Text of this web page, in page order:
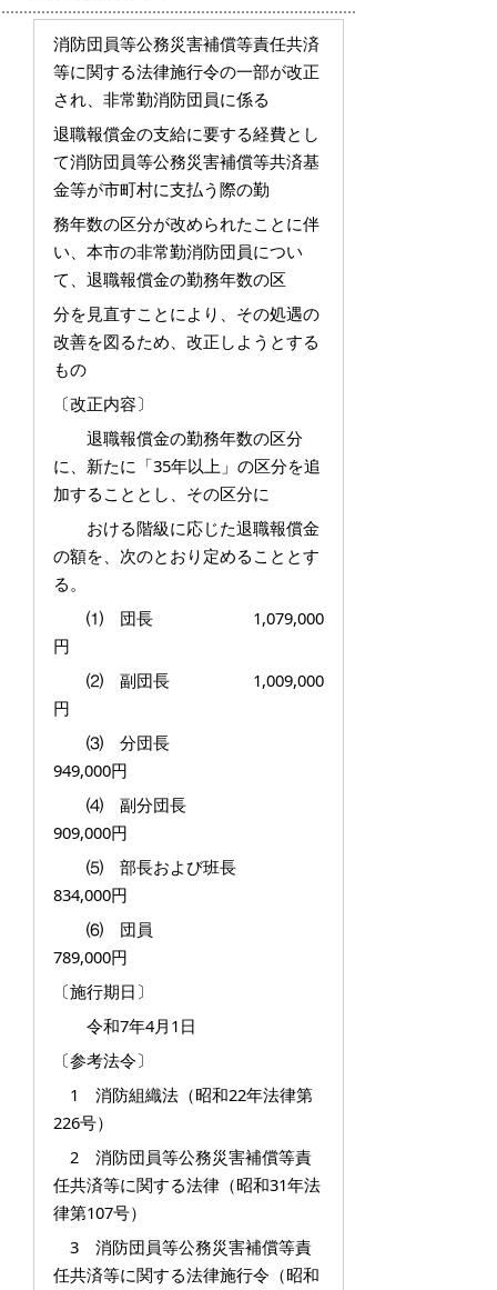
消防団員等公務災害補償等責任共済
等に関する法律施行令の一部が改正
され、非常勤消防団員に係る
退職報償金の支給に要する経費とし
て消防団員等公務災害補償等共済基
金等が市町村に支払う際の勤
務年数の区分が改められたことに伴
い、本市の非常勤消防団員につい
て、退職報償金の勤務年数の区
分を見直すことにより、その処遇の
改善を図るため、改正しようとする
もの
〔改正内容〕
退職報償金の勤務年数の区分
に、新たに「35年以上」の区分を追
加することとし、その区分に
おける階級に応じた退職報償金
の額を、次のとおり定めることとす
る。
⑴ 団長 1,079,000
円
⑵ 副団長 1,009,000
円
⑶ 分団長
949,000円
⑷ 副分団長
909,000円
⑸ 部長および班長
834,000円
⑹ 団員
789,000円
〔施行期日〕
令和7年4月1日
〔参考法令〕
1 消防組織法（昭和22年法律第
226号）
2 消防団員等公務災害補償等責
任共済等に関する法律（昭和31年法
律第107号）
3 消防団員等公務災害補償等責
任共済等に関する法律施行令（昭和